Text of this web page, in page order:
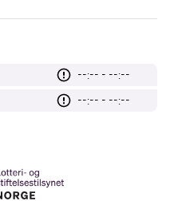
--:-- - --:--
--:-- - --:--